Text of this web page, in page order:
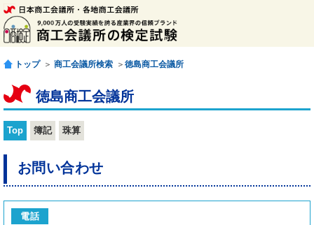
トップ ＞ 商工会議所検索 ＞ 徳島商工会議所
徳島商工会議所
Top 簿記 珠算
お問い合わせ
電話